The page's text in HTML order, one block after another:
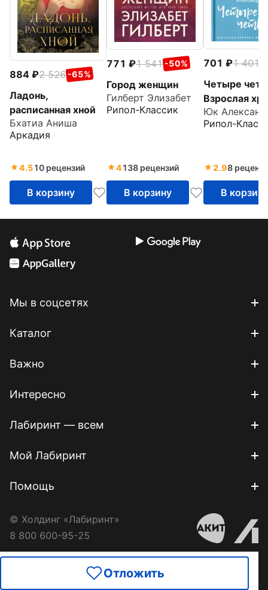
Отложить
884 2 526 -65%
Ладонь,
расписанная хной
Бхатиа Аниша
Аркадия
4.510 рецензий
В корзину
771 1 541 -50%
Город женщин
Гилберт Элизабет
Рипол-Классик
4138 рецензий
В корзину
701 1 401
Четыре
Взрослая
школьной
Юк
Рипол-
2.98
В корзину
Мы в соцсетях
Каталог
Важно
Интересно
Лабиринт — всем
Мой Лабиринт
Помощь
© Холдинг «Лабиринт»
8 800 600-95-25